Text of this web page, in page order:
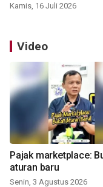
Kamis, 16 Juli 2026
Video
Pajak marketplace:
aturan baru
Senin, 3 Agustus 2026